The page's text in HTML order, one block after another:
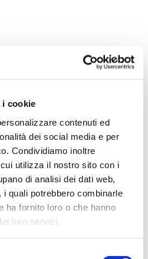
i cookie
contenuti ed
dei social media e per
Condividiamo inoltre
utilizza il nostro sito con i
di analisi dei dati web,
quali potrebbero combinarle
ha fornito loro o che hanno
loro servizi.